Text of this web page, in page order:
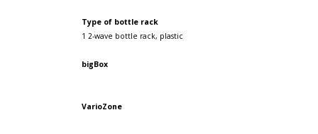
Type of bottle rack
1 2-wave bottle rack, plastic
bigBox
VarioZone